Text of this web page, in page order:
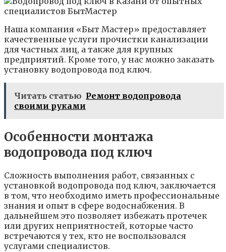
Наша компания «Быт Мастер» предоставляет
качественные услуги прочистки канализации
для частных лиц, а также для крупных
предприятий. Кроме того, у нас можно заказать
установку водопровода под ключ.
Читать статью Ремонт водопровода
своими руками
Особенности монтажа
водопровода под ключ
Сложность выполнения работ, связанных с
установкой водопровода под ключ, заключается
в том, что необходимо иметь профессиональные
знания и опыт в сфере водоснабжения. В
дальнейшем это позволяет избежать протечек
или других неприятностей, которые часто
встречаются у тех, кто не воспользовался
услугами специалистов.